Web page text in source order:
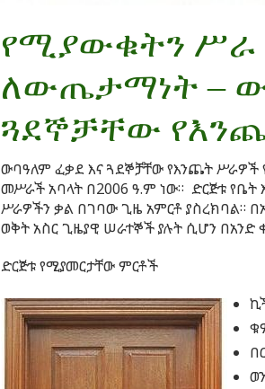
የሚያውቁትን
ለውጤታማነት –
ጓደኞቻቸው
ውባዓለም ፈቃደ እና ጓደኞቻቸው የእንጨት
መሥራች አባላት በ2006 ዓ.ም ነው። ድርጅቱ
ሥራዎችን ቃል በገባው ጊዜ አምርቶ ያስረክባል።
ወቅት አስር ጊዜያዊ ሠራተኞች ያሉት ሲሆን
ድርጅቱ የሚያመርታቸው ምርቶች